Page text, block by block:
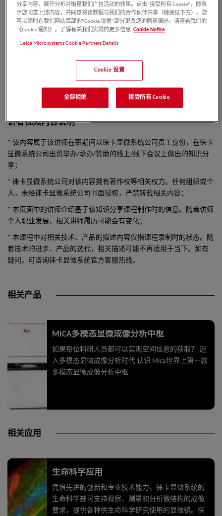
了解更多>
毕业于北京大学医学部，2016年至今, 就职北京大学医药卫生
讲者视频内容说明
* 该内容属于该讲师在职期间以徕卡显微系统公司员工身份，在徕卡
显微系统公司出资举办/承办/赞助的线上/线下会议上做出的知识分
享；
* 徕卡显微系统公司对该内容拥有著作权等相关权力。任何组织或个
人，未经徕卡显微系统公司书面授权，严禁转载相关内容；
* 本页面中的讲师介绍基于该知识分享课程制作时的信息。随着讲师
个人职业发展，相关讲师履历可能会有变化；
* 本课程中对相关技术、产品的描述内容仅指课程录制时的状态。随
着技术的进步、产品的选代，相关描述可能不再适用于当下。如有
疑问，可咨询徕卡显微系统官方客服热线。
相关产品
MICA多模态显微成像分析中枢
如果每位科研人员都可以实现空间信息的获取？ 迈
入多模态显微成像分析时代 认识 Mica世界上第一款
多模态显微成像分析中枢
相关应用
生命科学应用
凭借先进的创新和专业技术能力，徕卡显微系统的
生命科学部可支持观察、测量和分析微结构的成像
要求，提供各种供生命科学研究使用的显微镜。徕
分享内容，展开分析并衡量我们广告活动的效果。点击“接受所有 Cookie”，即表
示您同意上述内容，并同意将该数据与我们的合作伙伴共享（链接见下方）。您
可以随时在我们网站底部的“Cookie 设置”部分更改您的同意偏好。请查看我们的
《Cookie 通知》，了解有关我们实践的更多信息 Cookie Notice
Leica Microsystems Cookie Partners Details
Cookie 设置
全部拒绝 接受所有 Cookie